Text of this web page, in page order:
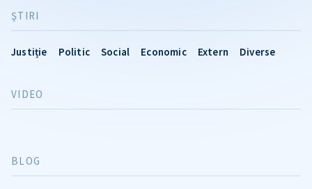
ŞTIRI
Justiție Politic Social Economic Extern Diverse
VIDEO
BLOG